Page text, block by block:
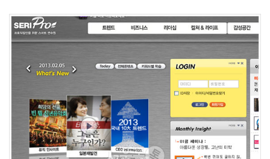
포
털
U
R
L
복
공
유
하
기
기
크
게
변
하
기
작
게
변
하
기